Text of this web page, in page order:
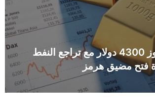
إسبانيا تعلن دخول نحو 49 ألف مهاجر إلى سبتة
وسط استنفار أوروبي
الذهب يتجاوز 4300 دولار مع تراجع النفط
فتح مضيق هرمز